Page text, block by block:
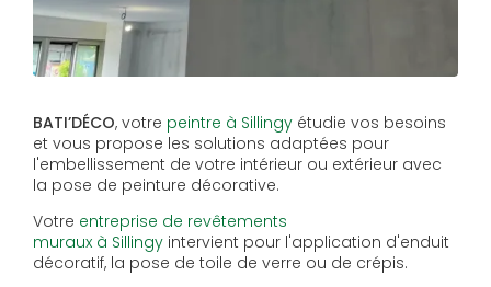
BATI’DÉCO, votre peintre à Sillingy étudie vos besoins
et vous propose les solutions adaptées pour
l'embellissement de votre intérieur ou extérieur avec
la pose de peinture décorative.
Votre entreprise de revêtements
muraux à Sillingy intervient pour l'application d'enduit
décoratif, la pose de toile de verre ou de crépis.